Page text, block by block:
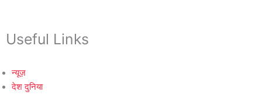
Useful Links
न्यूज़
देश दुनिया